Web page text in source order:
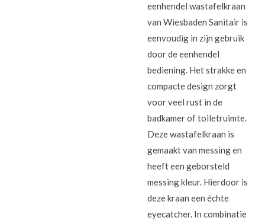
eenhendel wastafelkraan
van Wiesbaden Sanitair is
eenvoudig in zijn gebruik
door de eenhendel
bediening. Het strakke en
compacte design zorgt
voor veel rust in de
badkamer of toiletruimte.
Deze wastafelkraan is
gemaakt van messing en
heeft een geborsteld
messing kleur. Hierdoor is
deze kraan een échte
eyecatcher. In combinatie